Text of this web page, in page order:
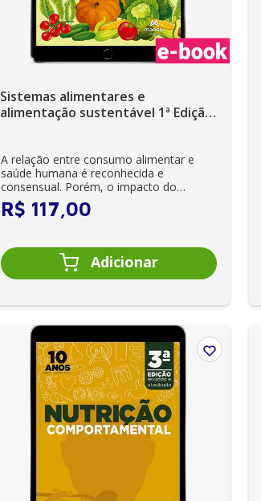
Sistemas alimentares e
alimentação sustentável 1ª Edição
A relação entre consumo alimentar e
saúde humana é reconhecida e
consensual. Porém, o impacto do
consumo alimentar na sa...
R$ 117 00